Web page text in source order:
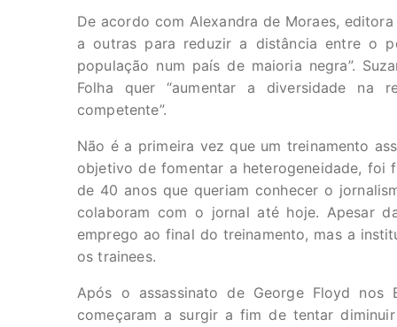
De acordo com Alexandra de Moraes,
a outras para reduzir a distância entre o
população num país de maioria negra”.
Folha quer “aumentar a diversidade na
competente”.
Não é a primeira vez que um treinamento
objetivo de fomentar a heterogeneidade, foi
de 40 anos que queriam conhecer o
colaboram com o jornal até hoje. Apesar
emprego ao final do treinamento, mas a
os trainees.
Após o assassinato de George Floyd nos
começaram a surgir a fim de tentar